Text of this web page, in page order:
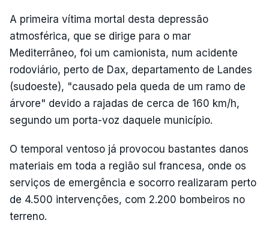
A primeira vítima mortal desta depressão
atmosférica, que se dirige para o mar
Mediterrâneo, foi um camionista, num acidente
rodoviário, perto de Dax, departamento de Landes
(sudoeste), "causado pela queda de um ramo de
árvore" devido a rajadas de cerca de 160 km/h,
segundo um porta-voz daquele município.
O temporal ventoso já provocou bastantes danos
materiais em toda a região sul francesa, onde os
serviços de emergência e socorro realizaram perto
de 4.500 intervenções, com 2.200 bombeiros no
terreno.